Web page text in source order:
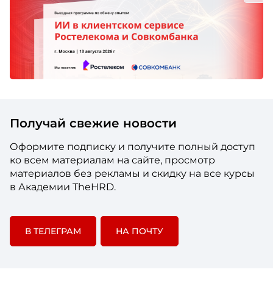
Получай свежие новости
Оформите подписку и получите полный доступ
ко всем материалам на сайте, просмотр
материалов без рекламы и скидку на все курсы
в Академии TheHRD.
В ТЕЛЕГРАМ НА ПОЧТУ